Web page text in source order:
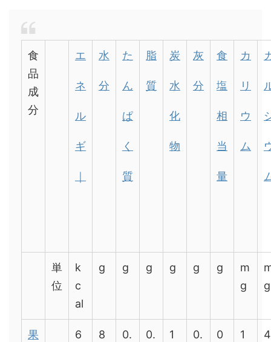
食
品
成
分
エ
ネ
ル
ギ
｜
水
分
た
ん
ぱ
く
質
脂
質
炭
水
化
物
灰
分
食
塩
相
当
量
カ
リ
ウ
ム
単
位
k
c
al
g g g g g g
m
g
g
果
6
8
0.
0.
1
0.
0
1
4